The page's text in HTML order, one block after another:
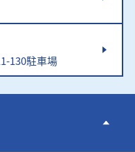
130駐車場